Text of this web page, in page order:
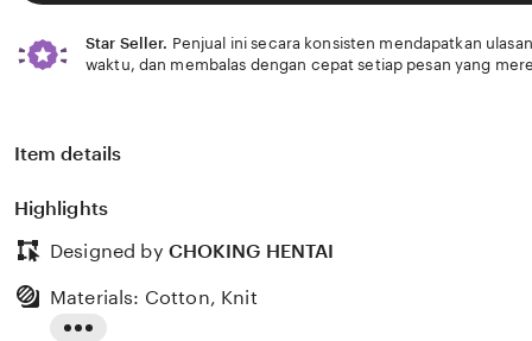
Star Seller. Penjual ini secara konsisten mendapatkan
waktu, dan membalas dengan cepat setiap pesan yang
Item details
Highlights
Designed by CHOKING HENTAI
Materials: Cotton, Knit